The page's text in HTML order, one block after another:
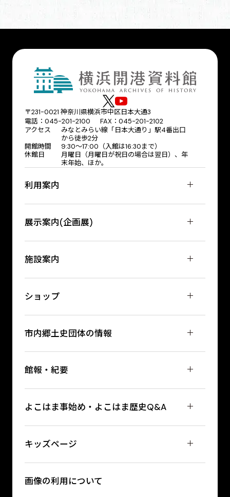
〒231-0021 神奈川県横浜市中区日本大通3
電話：045-201-2100 FAX：045-201-2102
アクセス
みなとみらい線「日本大通り」駅4番出口
から徒歩2分
開館時間
9:30〜17:00（入館は16:30まで）
休館日
月曜日（月曜日が祝日の場合は翌日）、年
末年始、ほか。
利用案内
展示案内(企画展)
施設案内
ショップ
市内郷土史団体の情報
館報・紀要
よこはま事始め・よこはま歴史Q&A
キッズページ
画像の利用について